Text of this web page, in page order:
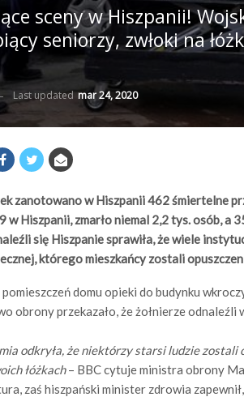
sceny w Hiszpanii!
seniorzy, zwłoki na
Last updatedmar 24, 2020
zanotowano w Hiszpanii 462 śmiertelne
Hiszpanii, zmarło niemal 2,2 tys. osób, a
się Hiszpanie sprawiła, że wiele
którego mieszkańcy zostali
domu opieki do budynku
obrony przekazało, że żołnierze
odkryła, że niektórzy starsi ludzie zostali
łóżkach– BBC cytuje ministra obrony
zaś hiszpański minister zdrowia